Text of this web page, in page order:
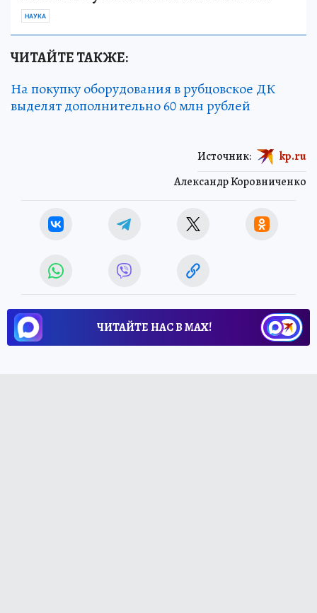
НАУКА
ЧИТАЙТЕ ТАКЖЕ:
На покупку оборудования в рубцовское ДК
выделят дополнительно 60 млн рублей
Александр Коровниченко
Источник: kp.ru
ЧИТАЙТЕ НАС В МАХ!